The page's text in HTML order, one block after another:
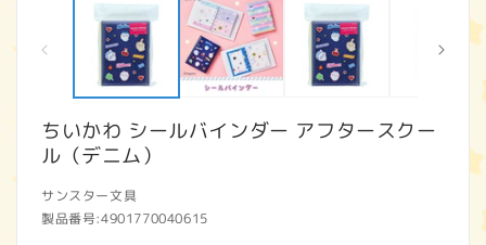
ちいかわ シールバインダー アフタースクー
ル（デニム）
サンスター文具
製品番号:4901770040615